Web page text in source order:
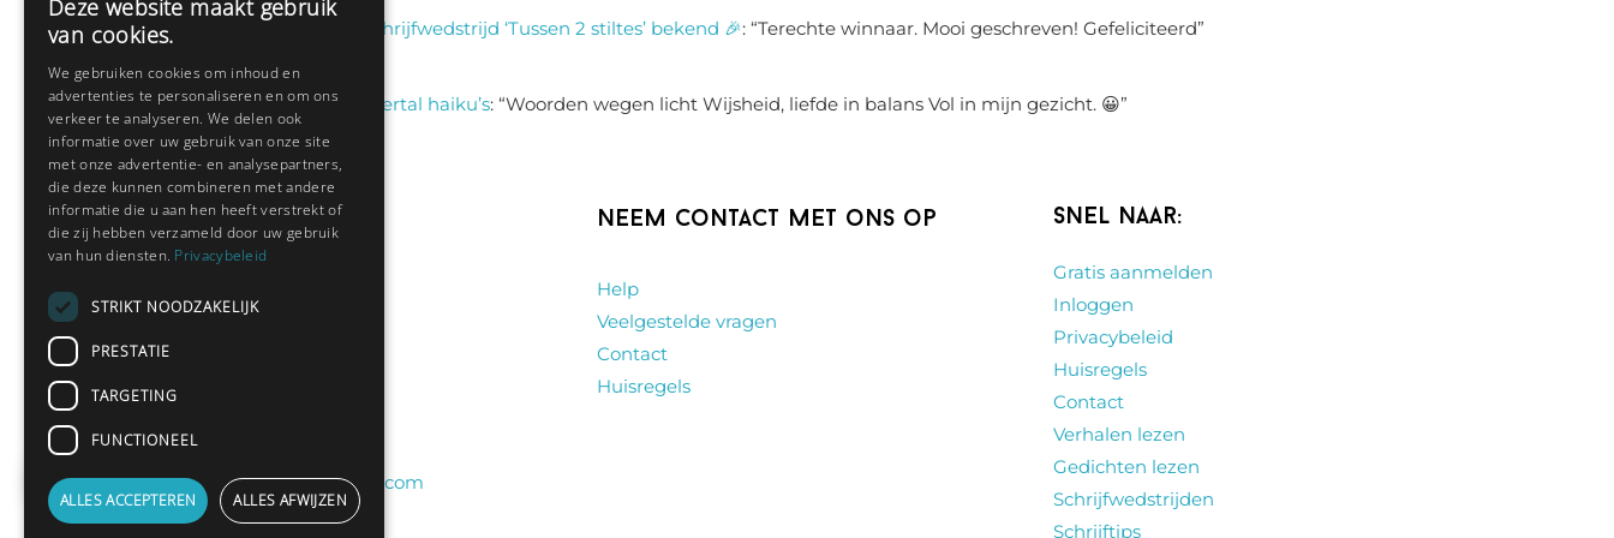
on Winnaar schrijfwedstrijd ‘Tussen 2 stiltes’ bekend 🎉: “Terechte winnaar. Mooi geschreven! Gefeliciteerd”
Sas schrijftonEen viertal haiku’s: “Woorden wegen licht Wijsheid, liefde in balans Vol in mijn gezicht. 😀”
jul 9, 13:46
Nieuwste leden:
Hedianne
Fred Sanders
yvespf
peterelferink11@gmail.com
Neem contact met ons op
Help
Veelgestelde vragen
Contact
Huisregels
Snel naar:
Gratis aanmelden
Inloggen
Privacybeleid
Huisregels
Contact
Verhalen lezen
Gedichten lezen
Schrijfwedstrijden
Schrijftips
Deze website maakt gebruik
van cookies.
We gebruiken cookies om inhoud en
advertenties te personaliseren en om ons
verkeer te analyseren. We delen ook
informatie over uw gebruik van onze site
met onze advertentie- en analysepartners,
die deze kunnen combineren met andere
informatie die u aan hen heeft verstrekt of
die zij hebben verzameld door uw gebruik
van hun diensten. Privacybeleid
STRIKT NOODZAKELIJK
PRESTATIE
TARGETING
FUNCTIONEEL
ALLES ACCEPTEREN ALLES AFWIJZEN